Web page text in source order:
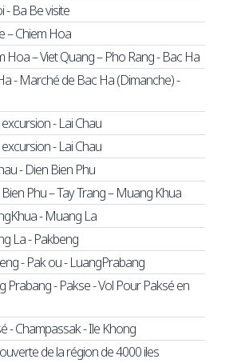
- Ba Be visite
– Chiem Hoa
Hoa – Viet Quang – Pho Rang - Bac Ha
- Marché de Bac Ha (Dimanche) -
- Lai Chau
- Lai Chau
- Dien Bien Phu
Bien Phu – Tay Trang – Muang Khua
- Muang La
La - Pakbeng
- Pak ou - LuangPrabang
Prabang - Pakse - Vol Pour Paksé en
- Champassak - Ile Khong
de la région de 4000 iles